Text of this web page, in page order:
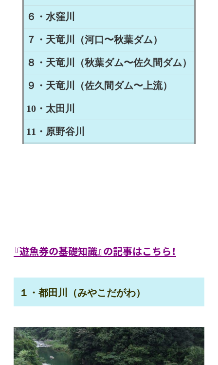
６・水窪川
７・天竜川（河口〜秋葉ダム）
８・天竜川（秋葉ダム〜佐久間ダム）
９・天竜川（佐久間ダム〜上流）
10・太田川
11・原野谷川
『遊魚券の基礎知識』の記事はこちら！
１・都田川（みやこだがわ）